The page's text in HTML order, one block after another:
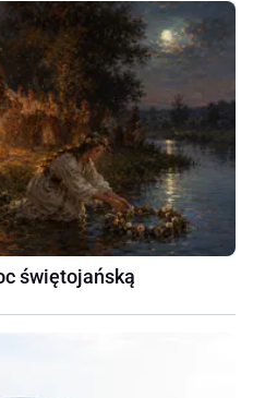
świętojańską